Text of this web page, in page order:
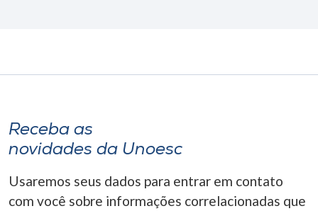
Receba as
novidades da Unoesc
Usaremos seus dados para entrar em contato
com você sobre informações correlacionadas que